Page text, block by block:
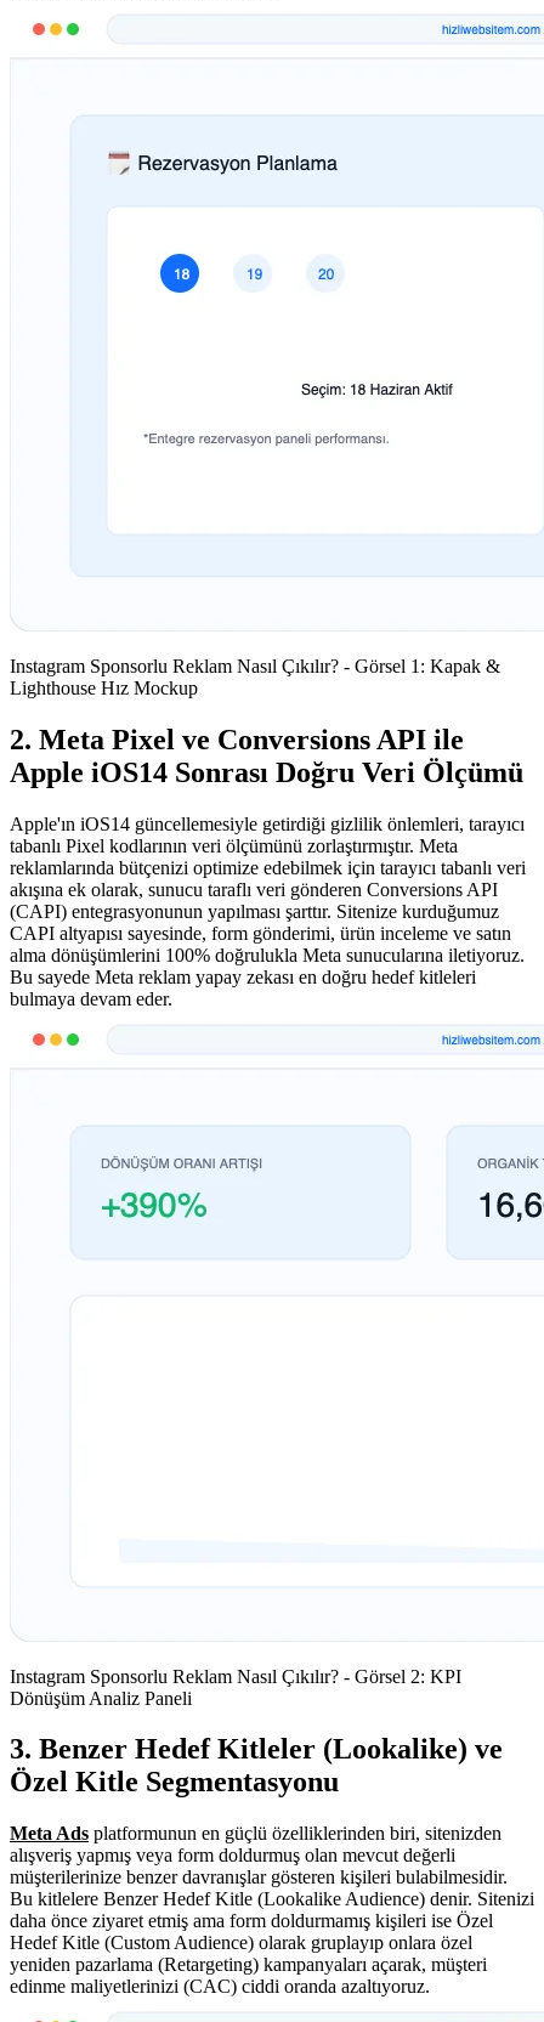
Instagram Sponsorlu Reklam Nasıl Çıkılır? - Görsel 1: Kapak &
Lighthouse Hız Mockup
2. Meta Pixel ve Conversions API ile
Apple iOS14 Sonrası Doğru Veri Ölçümü
Apple'ın iOS14 güncellemesiyle getirdiği gizlilik önlemleri, tarayıcı
tabanlı Pixel kodlarının veri ölçümünü zorlaştırmıştır. Meta
reklamlarında bütçenizi optimize edebilmek için tarayıcı tabanlı veri
akışına ek olarak, sunucu taraflı veri gönderen Conversions API
(CAPI) entegrasyonunun yapılması şarttır. Sitenize kurduğumuz
CAPI altyapısı sayesinde, form gönderimi, ürün inceleme ve satın
alma dönüşümlerini 100% doğrulukla Meta sunucularına iletiyoruz.
Bu sayede Meta reklam yapay zekası en doğru hedef kitleleri
bulmaya devam eder.
Instagram Sponsorlu Reklam Nasıl Çıkılır? - Görsel 2: KPI
Dönüşüm Analiz Paneli
3. Benzer Hedef Kitleler (Lookalike) ve
Özel Kitle Segmentasyonu
Meta Ads platformunun en güçlü özelliklerinden biri, sitenizden
alışveriş yapmış veya form doldurmuş olan mevcut değerli
müşterilerinize benzer davranışlar gösteren kişileri bulabilmesidir.
Bu kitlelere Benzer Hedef Kitle (Lookalike Audience) denir. Sitenizi
daha önce ziyaret etmiş ama form doldurmamış kişileri ise Özel
Hedef Kitle (Custom Audience) olarak gruplayıp onlara özel
yeniden pazarlama (Retargeting) kampanyaları açarak, müşteri
edinme maliyetlerinizi (CAC) ciddi oranda azaltıyoruz.